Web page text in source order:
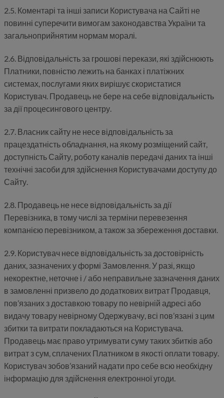
2.5. Коментарі та інші записи Користувача на Сайті не
повинні суперечити вимогам законодавства України та
загальноприйнятим нормам моралі.
2.6. Відповідальність за грошові перекази, які здійснюють
Платники, повністю лежить на банках і платіжних
системах, послугами яких вирішує скористатися
Користувач. Продавець не бере на себе відповідальність
за дії процесингового центру.
2.7. Власник сайту не несе відповідальність за
працездатність обладнання, на якому розміщений сайт,
доступність Сайту, роботу каналів передачі даних та інші
технічні засоби для здійснення Користувачами доступу до
Сайту.
2.8. Продавець не несе відповідальність за дії
Перевізника, в тому числі за терміни перевезення
компанією перевізником, а також за збереження доставки.
2.9. Користувач несе відповідальність за достовірність
даних, зазначених у формі Замовлення. У разі, якщо
некоректне, неточне і / або неправильне зазначення даних
в замовленні призвело до додаткових витрат Продавця,
пов’язаних з доставкою товару по невірній адресі або
видачу товару невірному Одержувачу, всі пов’язані з цим
збитки та витрати покладаються на Користувача.
Продавець має право утримувати суму таких збитків або
витрат з сум, сплачених Платником в якості оплати товару.
Користувач зобов’язаний надати про себе всю необхідну
інформацію для здійснення електронної угоди.